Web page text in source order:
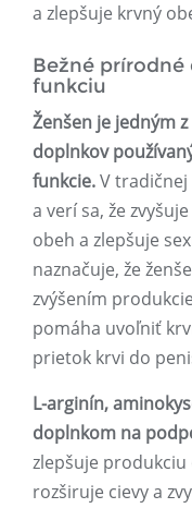
a zlepšuje krvný
Bežné
funkciu
Ženšen je jedným
doplnkov
funkcie.V
a verí sa, že
obeh a zlepšuje
naznačuje, že
zvýšením
pomáha uvoľniť
prietok krvi do
L-arginín,
doplnkom na
zlepšuje
rozširuje cievy a